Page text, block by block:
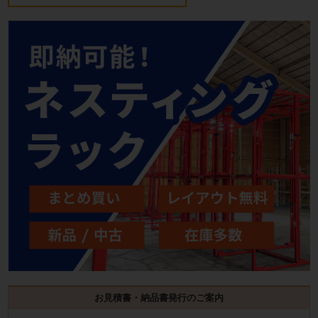
お見積書・納品書発行のご案内